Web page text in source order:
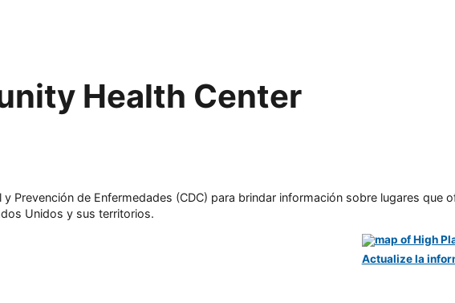
Health Center
Prevención de Enfermedades (CDC) para brindar información sobre lugares que
Unidos y sus territorios.
Actualize la